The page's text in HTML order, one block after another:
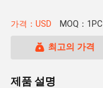
가격：USD MOQ：1PC
최고의 가격
제품 설명